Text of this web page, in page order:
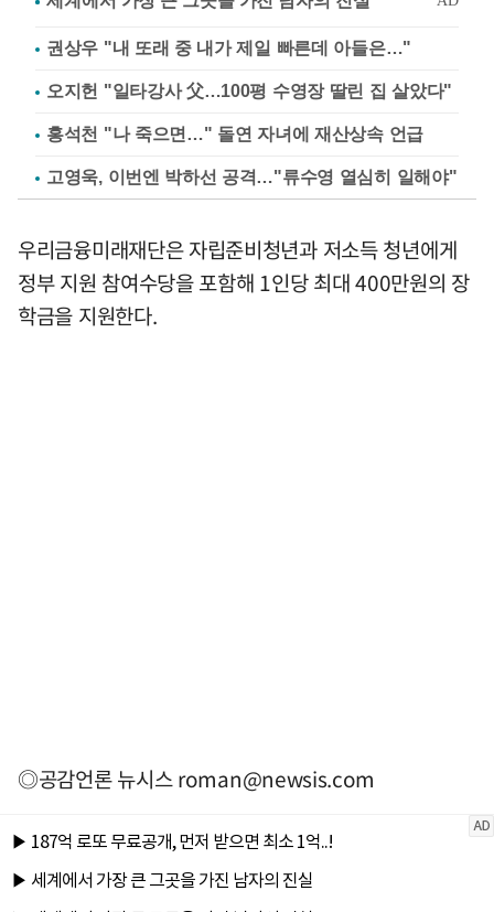
권상우 "내 또래 중 내가 제일 빠른데 아들은…"
오지헌 "일타강사 父…100평 수영장 딸린 집 살았다"
홍석천 "나 죽으면…" 돌연 자녀에 재산상속 언급
고영욱, 이번엔 박하선 공격…"류수영 열심히 일해야"
우리금융미래재단은 자립준비청년과 저소득 청년에게
정부 지원 참여수당을 포함해 1인당 최대 400만원의 장
학금을 지원한다.
◎공감언론 뉴시스roman@newsis.com